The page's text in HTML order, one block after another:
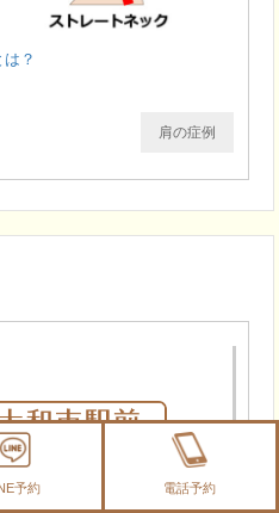
？
肩の症例
予約 電話予約